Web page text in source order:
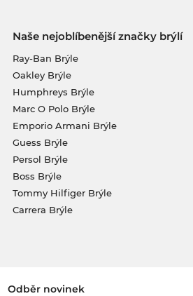
Naše nejoblíbenější značky brýlí
Ray-Ban Brýle
Oakley Brýle
Humphreys Brýle
Marc O Polo Brýle
Emporio Armani Brýle
Guess Brýle
Persol Brýle
Boss Brýle
Tommy Hilfiger Brýle
Carrera Brýle
Odběr novinek